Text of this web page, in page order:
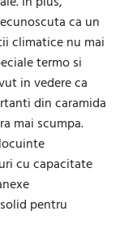
ca un
climatice nu mai
termo si
in vedere ca
din caramida
mai scumpa.
cu capacitate
pentru